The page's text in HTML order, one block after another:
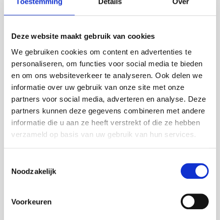
Deze website maakt gebruik van cookies
We gebruiken cookies om content en advertenties te
personaliseren, om functies voor social media te bieden
en om ons websiteverkeer te analyseren. Ook delen we
informatie over uw gebruik van onze site met onze
partners voor social media, adverteren en analyse. Deze
partners kunnen deze gegevens combineren met andere
informatie die u aan ze heeft verstrekt of die ze hebben
verzameld op basis van uw gebruik van hun services.
Noodzakelijk
Voorkeuren
20 x 14 x 3 cm.
Ja, je kunt kiezen voor een kaartje met eigen logo of
Is deze chocoladeletter geschikt voor zakelijke
bestellingen?
Zeker! Vraag vrijblijvend een offerte aan bij grotere
aantallen of meerdere adressen.
Ingrediënten
Suiker, cacaoboter, volle MELKpoeder, cacaomassa,
weipoeder (MELK), natuurlijk vanillearoma,
E160c. Kan sporen van gluten, ei, pinda en noten
bevatten. Melkchocolade bevat ten minste 33%